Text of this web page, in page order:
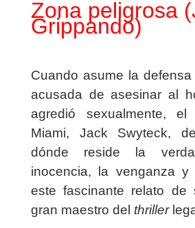
Zona peligrosa
Grippando)
Cuando asume la
acusada de asesinar al
agredió sexualmente,
Miami, Jack Swyteck,
dónde reside la
inocencia, la venganza
este fascinante relato de
gran maestro del thriller